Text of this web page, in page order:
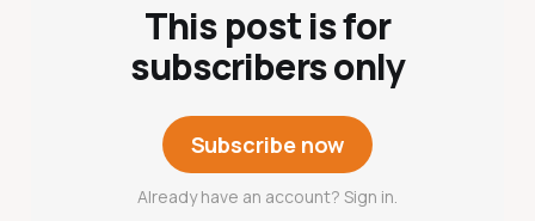
This post is for
subscribers only
Subscribe now
Already have an account? Sign in.